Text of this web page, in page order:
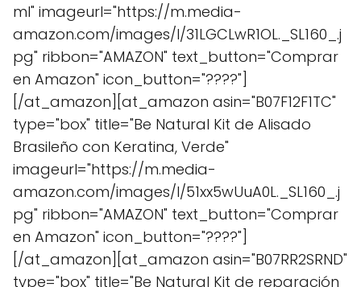
ml" imageurl="https://m.media-
amazon.com/images/I/31LGCLwR1OL._SL160_.j
pg" ribbon="AMAZON" text_button="Comprar
en Amazon" icon_button="????"]
[/at_amazon][at_amazon asin="B07F12F1TC"
type="box" title="Be Natural Kit de Alisado
Brasileño con Keratina, Verde"
imageurl="https://m.media-
amazon.com/images/I/51xx5wUuA0L._SL160_.j
pg" ribbon="AMAZON" text_button="Comprar
en Amazon" icon_button="????"]
[/at_amazon][at_amazon asin="B07RR2SRND"
type="box" title="Be Natural Kit de reparación